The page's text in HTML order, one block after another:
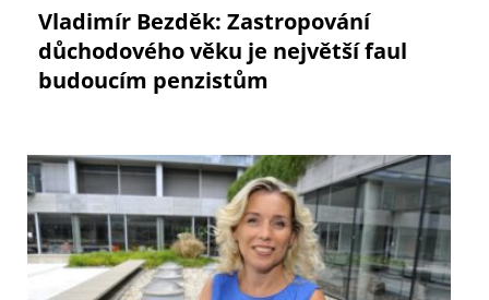
Vladimír Bezděk: Zastropování
důchodového věku je největší faul
budoucím penzistům